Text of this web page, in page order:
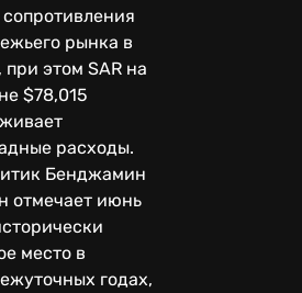
рынка в
при этом SAR на
$78,015
расходы.
Бенджамин
отмечает июнь
место в
годах,